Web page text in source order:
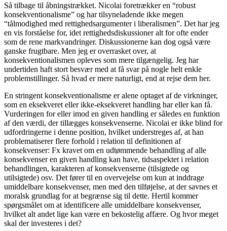
Så tilbage til åbningstrækket. Nicolai foretrækker en “robust
konsekventionalisme” og har tilsyneladende ikke megen
“tålmodighed med rettighedsargumenter i liberalismen”. Det har jeg
en vis forståelse for, idet rettighedsdiskussioner alt for ofte ender
som de rene markvandringer. Diskussionerne kan dog også være
ganske frugtbare. Men jeg er overrasket over, at
konsekventionalismen opleves som mere tilgængelig. Jeg har
undertiden haft stort besvær med at få svar på nogle helt enkle
problemstillinger. Så hvad er mere naturligt, end at rejse dem her.
En stringent konsekventionalisme er alene optaget af de virkninger,
som en eksekveret eller ikke-eksekveret handling har eller kan få.
Vurderingen for eller imod en given handling er således en funktion
af den værdi, der tillægges konsekvenserne. Nicolai er ikke blind for
udfordringerne i denne position, hvilket understreges af, at han
problematiserer flere forhold i relation til definitionen af
konsekvenser: Fx kravet om en udtømmende behandling af alle
konsekvenser en given handling kan have, tidsaspektet i relation
behandlingen, karakteren af konsekvenserne (tilsigtede og
utilsigtede) osv. Det fører til en overvejelse om kun at inddrage
umiddelbare konsekvenser, men med den tilføjelse, at der savnes et
moralsk grundlag for at begrænse sig til dette. Hertil kommer
spørgsmålet om at identificere alle umiddelbare konsekvenser,
hvilket alt andet lige kan være en bekostelig affære. Og hvor meget
skal der investeres i det?